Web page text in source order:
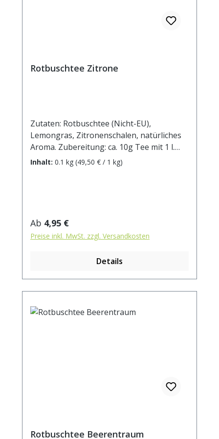
Rotbuschtee Zitrone
Zutaten: Rotbuschtee (Nicht-EU),
Lemongras, Zitronenschalen, natürliches
Aroma. Zubereitung: ca. 10g Tee mit 1 l.
kochendem Wasser aufgiessen. Ziehzeit:
Inhalt: 0.1 kg (49,50 € / 1 kg)
Regulärer Preis:
Ab 4,95 €
Preise inkl. MwSt. zzgl. Versandkosten
Details
Rotbuschtee Beerentraum